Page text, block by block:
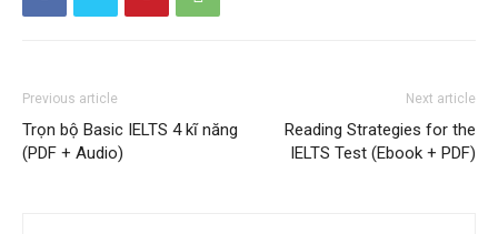
Previous article
Trọn bộ Basic IELTS 4 kĩ năng
(PDF + Audio)
Next article
Reading Strategies for the
IELTS Test (Ebook + PDF)